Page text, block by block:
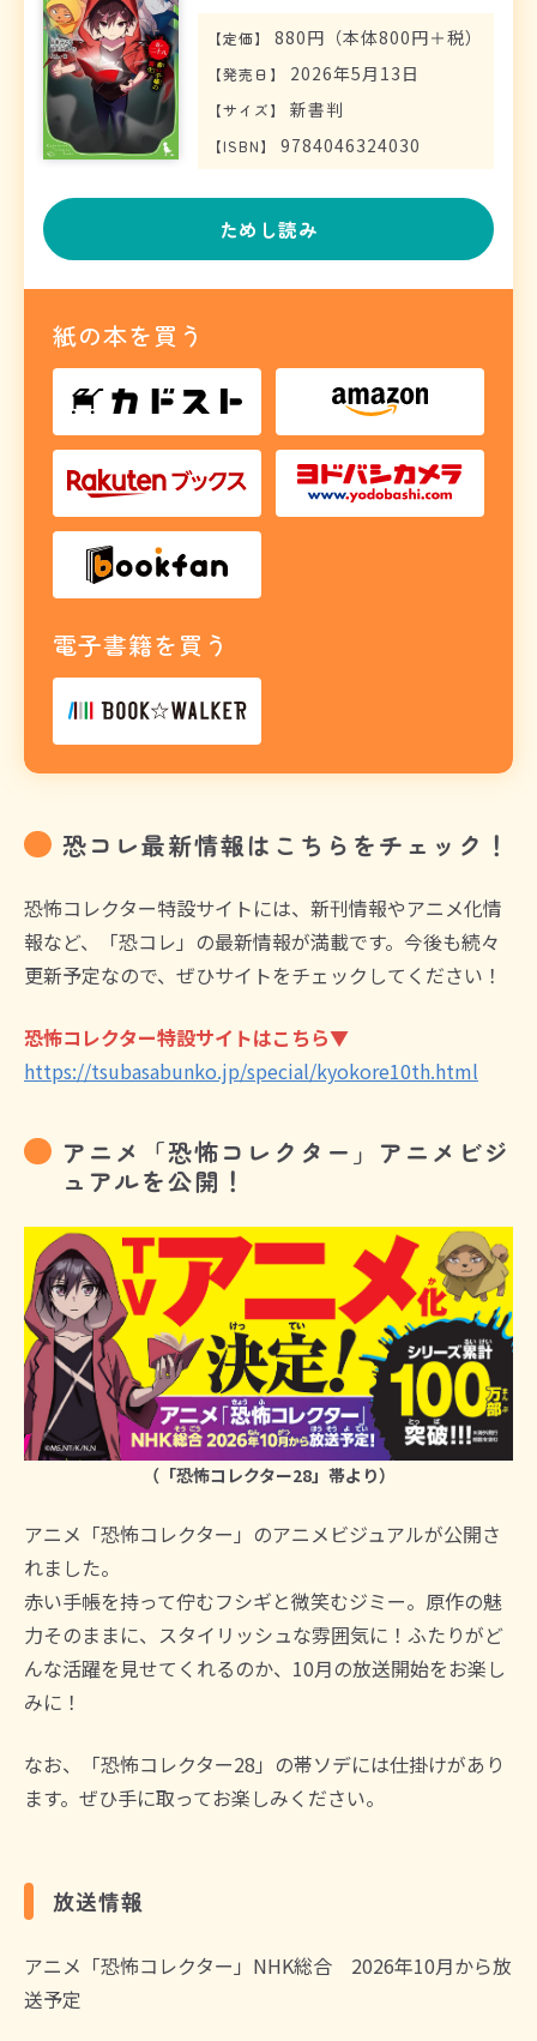
【定価】 880円（本体800円＋税）
【発売日 】 2026年5月13日
【サイズ】 新書判
【ISBN】 9784046324030
ためし読み
紙の本を買う
電子書籍を買う
恐コレ最新情報はこちらをチェック！
恐怖コレクター特設サイトには、新刊情報やアニメ化情
報など、「恐コレ」の最新情報が満載です。今後も続々
更新予定なので、ぜひサイトをチェックしてください！
恐怖コレクター特設サイトはこちら▼
https://tsubasabunko.jp/special/kyokore10th.html
アニメ「恐怖コレクター」アニメビジ
ュアルを公開！
（「恐怖コレクター28」帯より）
アニメ「恐怖コレクター」のアニメビジュアルが公開さ
れました。
赤い手帳を持って佇むフシギと微笑むジミー。原作の魅
力そのままに、スタイリッシュな雰囲気に！ふたりがど
んな活躍を見せてくれるのか、10月の放送開始をお楽し
みに！
なお、「恐怖コレクター28」の帯ソデには仕掛けがあり
ます。ぜひ手に取ってお楽しみください。
放送情報
アニメ「恐怖コレクター」NHK総合 2026年10月から放
送予定